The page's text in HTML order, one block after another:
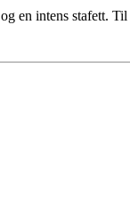
en intens stafett.